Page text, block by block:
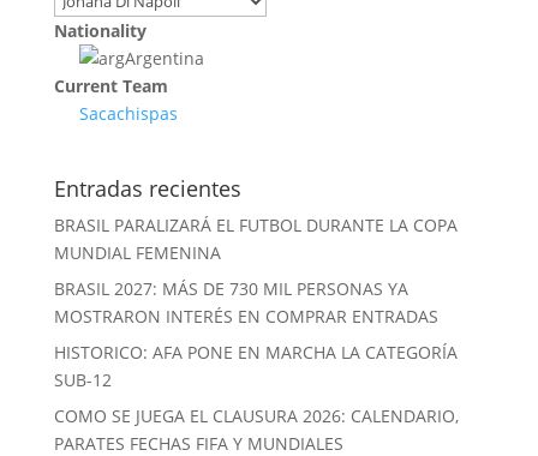
Nationality
Argentina
Current Team
Sacachispas
Entradas recientes
BRASIL PARALIZARÁ EL FUTBOL DURANTE LA COPA
MUNDIAL FEMENINA
BRASIL 2027: MÁS DE 730 MIL PERSONAS YA
MOSTRARON INTERÉS EN COMPRAR ENTRADAS
HISTORICO: AFA PONE EN MARCHA LA CATEGORÍA
SUB-12
COMO SE JUEGA EL CLAUSURA 2026: CALENDARIO,
PARATES FECHAS FIFA Y MUNDIALES